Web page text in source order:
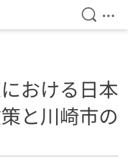
Open
おける日本
と川崎市の